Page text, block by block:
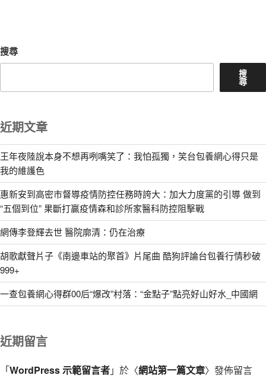
搜尋
搜
尋
近期文章
王年夜陸說本身不想再咧嘴笑了：我怕孤獨，笑台包養網心得只是
我的維護色
惠新安到高密市督導疫情防控任務時誇大：加大力度黨的引導 做到
“五個到位” 果斷打贏疫情森和診所家醫科防控阻擊戰
網傳李登輝去世 醫院廓清：仍在治療
胡歌獻聲片子《南邊車站的聚首》片尾曲 酷狗評論台包養行情秒破
999+
一查包養網心得群00后“爆改”村落：“金點子”點亮好山好水_中國網
近期留言
「WordPress 示範留言者」於〈網站第一篇文章〉發佈留言